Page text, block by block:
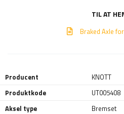
TIL AT
Braked Axle
Producent
KNOTT
Produktkode
UT005408
Aksel type
Bremset